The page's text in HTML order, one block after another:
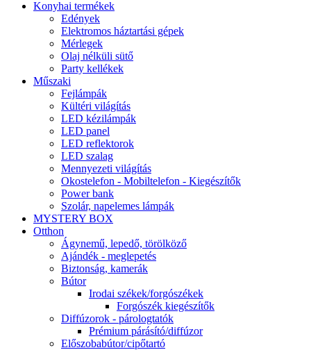
Konyhai termékek
Edények
Elektromos háztartási gépek
Mérlegek
Olaj nélküli sütő
Party kellékek
Műszaki
Fejlámpák
Kültéri világítás
LED kézilámpák
LED panel
LED reflektorok
LED szalag
Mennyezeti világítás
Okostelefon - Mobiltelefon - Kiegészítők
Power bank
Szolár, napelemes lámpák
MYSTERY BOX
Otthon
Ágynemű, lepedő, törölköző
Ajándék - meglepetés
Biztonság, kamerák
Bútor
Irodai székek/forgószékek
Forgószék kiegészítők
Diffúzorok - párologtatók
Prémium párásító/diffúzor
Előszobabútor/cipőtartó